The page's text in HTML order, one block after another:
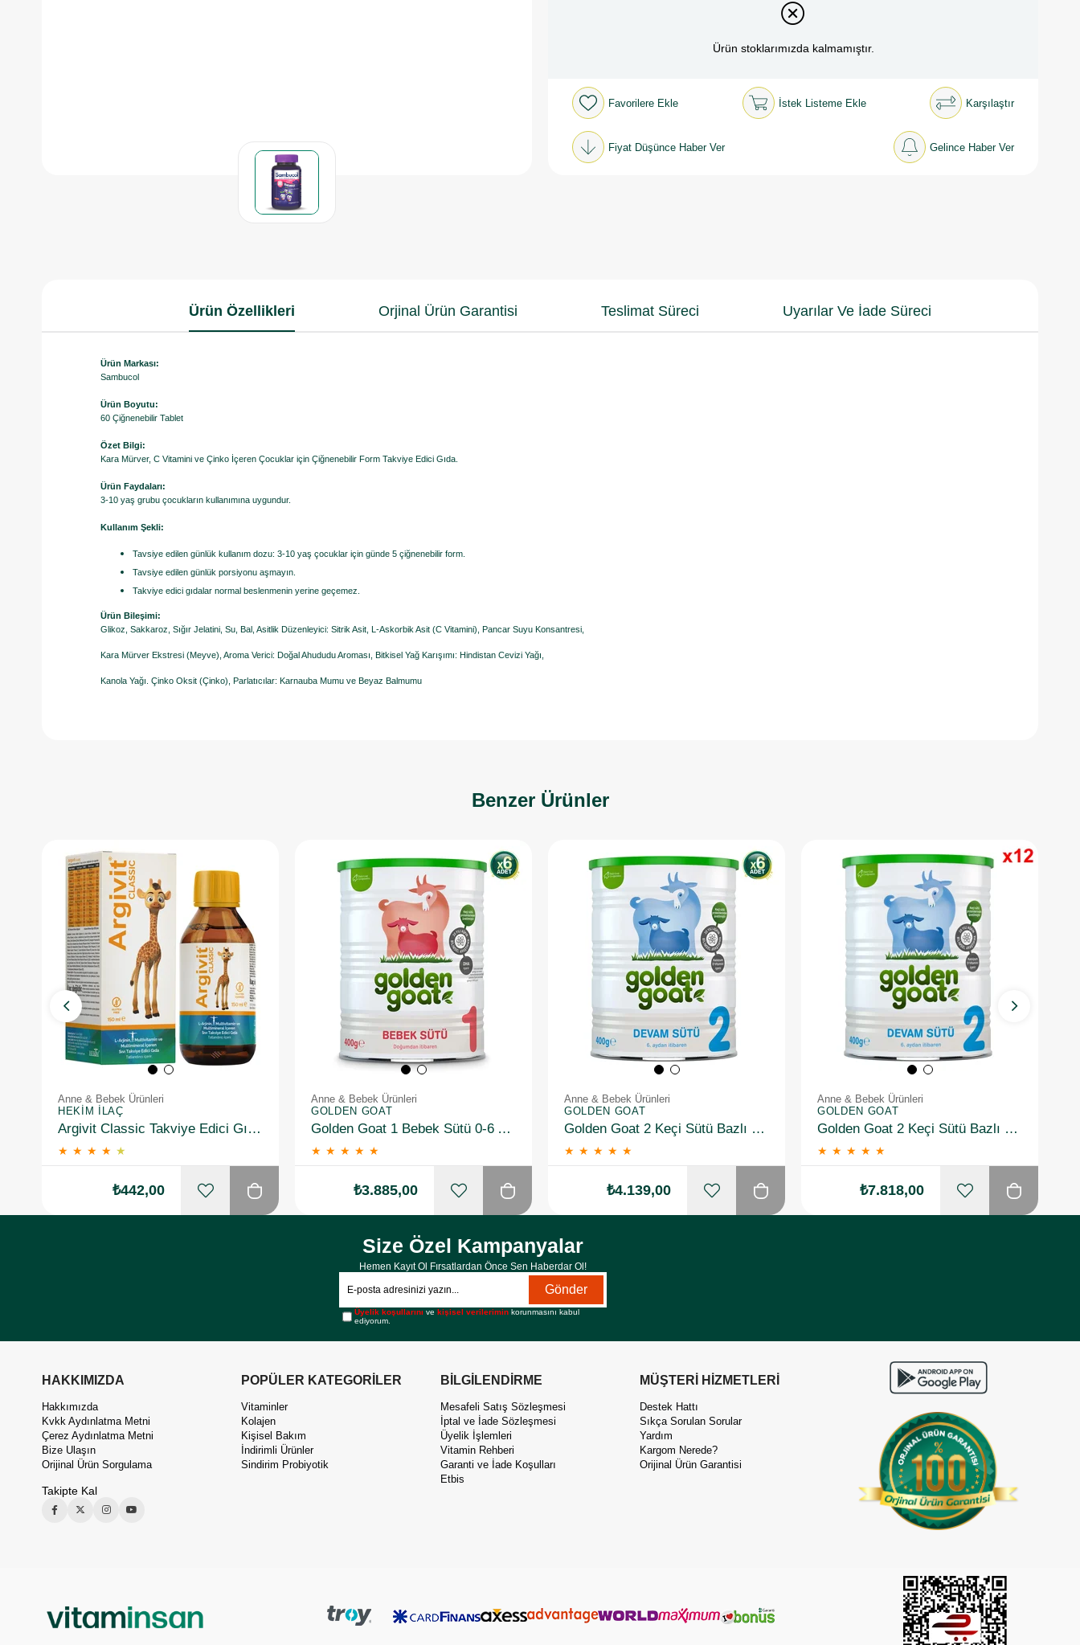
Ürün stoklarımızda kalmamıştır.
Favorilere Ekle İstek Listeme Ekle Karşılaştır
Fiyat Düşünce Haber Ver Gelince Haber Ver
Ürün Özellikleri Orjinal Ürün Garantisi Teslimat Süreci Uyarılar Ve İade Süreci
Ürün Markası:
Sambucol
Ürün Boyutu:
60 Çiğnenebilir Tablet
Özet Bilgi:
Kara Mürver, C Vitamini ve Çinko İçeren Çocuklar için Çiğnenebilir Form Takviye Edici Gıda.
Ürün Faydaları:
3-10 yaş grubu çocukların kullanımına uygundur.
Kullanım Şekli:
Tavsiye edilen günlük kullanım dozu: 3-10 yaş çocuklar için günde 5 çiğnenebilir form.
Tavsiye edilen günlük porsiyonu aşmayın.
Takviye edici gıdalar normal beslenmenin yerine geçemez.
Ürün Bileşimi:
Glikoz, Sakkaroz, Sığır Jelatini, Su, Bal, Asitlik Düzenleyici: Sitrik Asit, L-Askorbik Asit (C Vitamini), Pancar Suyu Konsantresi,
Kara Mürver Ekstresi (Meyve), Aroma Verici: Doğal Ahududu Aroması, Bitkisel Yağ Karışımı: Hindistan Cevizi Yağı,
Kanola Yağı. Çinko Oksit (Çinko), Parlatıcılar: Karnauba Mumu ve Beyaz Balmumu
Benzer Ürünler
Anne & Bebek Ürünleri
HEKIM İLAÇ
Argivit Classic Takviye Edici Gıda 150 ml
★ ★ ★ ★ ★
₺442,00
Anne & Bebek Ürünleri
GOLDEN GOAT
Golden Goat 1 Bebek Sütü 0-6 Ay 400 gr 6 Adet
★ ★ ★ ★ ★
₺3.885,00
Anne & Bebek Ürünleri
GOLDEN GOAT
Golden Goat 2 Keçi Sütü Bazlı Ürün 400gr 6 Adet
★ ★ ★ ★ ★
₺4.139,00
Anne & Bebek Ürünleri
GOLDEN GOAT
Golden Goat 2 Keçi Sütü Bazlı Ürün 400gr 12 Adet
★ ★ ★ ★ ★
₺7.818,00
Size Özel Kampanyalar
Hemen Kayıt Ol Fırsatlardan Önce Sen Haberdar Ol!
Gönder
Üyelik koşullarını vekişisel verilerimin korunmasını kabul
ediyorum.
HAKKIMIZDA
Hakkımızda
Kvkk Aydınlatma Metni
Çerez Aydınlatma Metni
Bize Ulaşın
Orijinal Ürün Sorgulama
Takipte Kal
POPÜLER KATEGORİLER
Vitaminler
Kolajen
Kişisel Bakım
İndirimli Ürünler
Sindirim Probiyotik
BİLGİLENDİRME
Mesafeli Satış Sözleşmesi
İptal ve İade Sözleşmesi
Üyelik İşlemleri
Vitamin Rehberi
Garanti ve İade Koşulları
Etbis
MÜŞTERİ HİZMETLERİ
Destek Hattı
Sıkça Sorulan Sorular
Yardım
Kargom Nerede?
Orijinal Ürün Garantisi